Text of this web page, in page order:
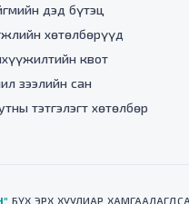
дэд бүтэц
хөтөлбөрүүд
квот
зээлийн сан
тэтгэлэгт хөтөлбөр
БҮХ ЭРХ ХУУЛИАР